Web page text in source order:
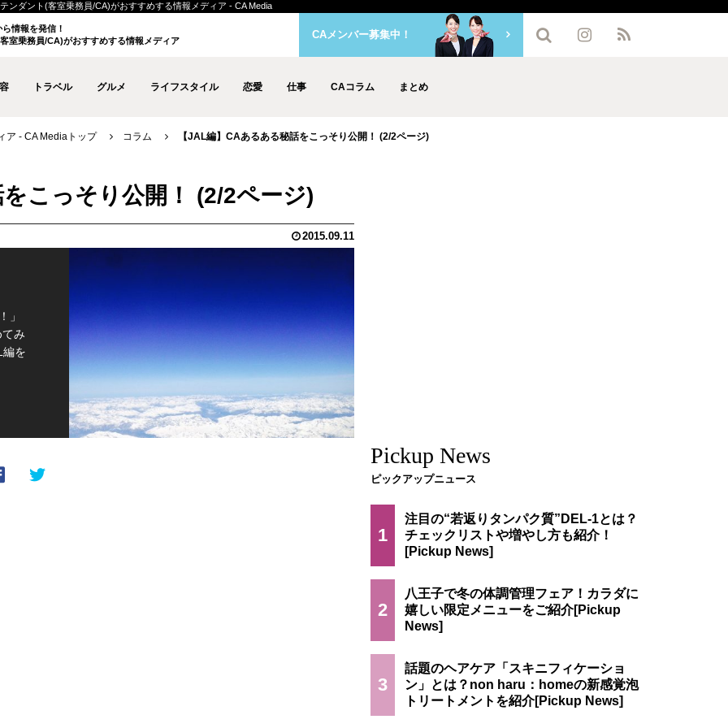
ンダント(客室乗務員/CA)がおすすめする情報メディア - CA Media
情報を発信！
室乗務員/CA)がおすすめする情報メディア
トラベル グルメ ライフスタイル 恋愛 仕事 CAコラム まとめ
CAメンバー募集中！
ア - CA Mediaトップ コラム 【JAL編】CAあるある秘話をこっそり公開！ (2/2ページ)
こっそり公開！ (2/2ページ)
2015.09.11
」
み
編を
Pickup News
ピックアップニュース
1
注目の“若返りタンパク質”DEL-1とは？
チェックリストや増やし方も紹介！
2
八王子で冬の体調管理フェア！カラダに
嬉しい限定メニューをご紹介
3
話題のヘアケア「スキニフィケーショ
ン」とは？non haru：homeの新感覚泡
トリートメントを紹介